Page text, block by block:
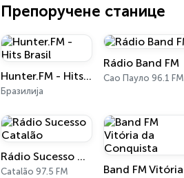
Препоручене станице
Hunter.FM - Hits Brasil
Бразилија
Rádio Band FM
Сао Пауло 96.1 FM
Rádio Sucesso Catalão
Catalão 97.5 FM